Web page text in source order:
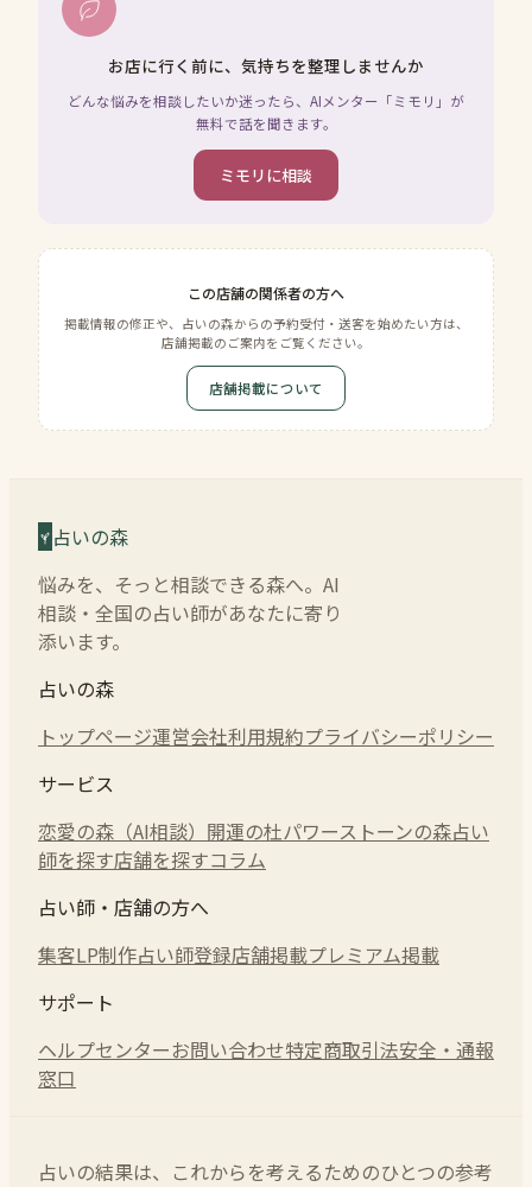
お店に行く前に、気持ちを整理しませんか
どんな悩みを相談したいか迷ったら、AIメンター「ミモリ」が
無料で話を聞きます。
ミモリに相談
この店舗の関係者の方へ
掲載情報の修正や、占いの森からの予約受付・送客を始めたい方は、
店舗掲載のご案内をご覧ください。
店舗掲載について
占いの森
悩みを、そっと相談できる森へ。AI
相談・全国の占い師があなたに寄り
添います。
占いの森
トップページ運営会社利用規約プライバシーポリシー
サービス
恋愛の森（AI相談） 開運の杜パワーストーンの森占い
師を探す店舗を探すコラム
占い師・店舗の方へ
集客LP制作占い師登録店舗掲載プレミアム掲載
サポート
ヘルプセンターお問い合わせ特定商取引法安全・通報
窓口
占いの結果は、これからを考えるためのひとつの参考